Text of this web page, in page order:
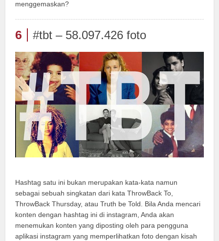
menggemaskan?
6 #tbt – 58.097.426 foto
Hashtag satu ini bukan merupakan kata-kata namun
sebagai sebuah singkatan dari kata ThrowBack To,
ThrowBack Thursday, atau Truth be Told. Bila Anda mencari
konten dengan hashtag ini di instagram, Anda akan
menemukan konten yang diposting oleh para pengguna
aplikasi instagram yang memperlihatkan foto dengan kisah